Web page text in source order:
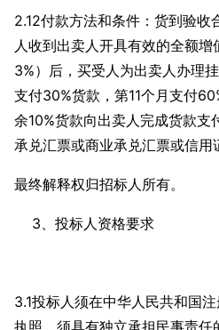
2.12付款方法和条件：货到验收
人收到出卖人开具有效的全额增
3%）后，买受人为出卖人办理
支付30%货款，第11个月支付
余10%货款向出卖人完成货款支
承兑汇票或商业承兑汇票或信用
最终解释权归招标人所有。
3、投标人资格要求
3.1投标人须在中华人民共和国
执照，须具有独立承担民事责任